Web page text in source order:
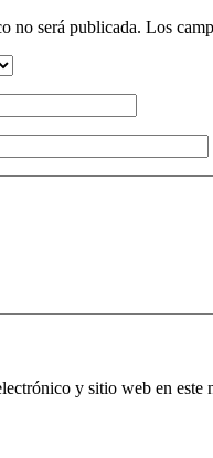
no será publicada. Los
y sitio web en